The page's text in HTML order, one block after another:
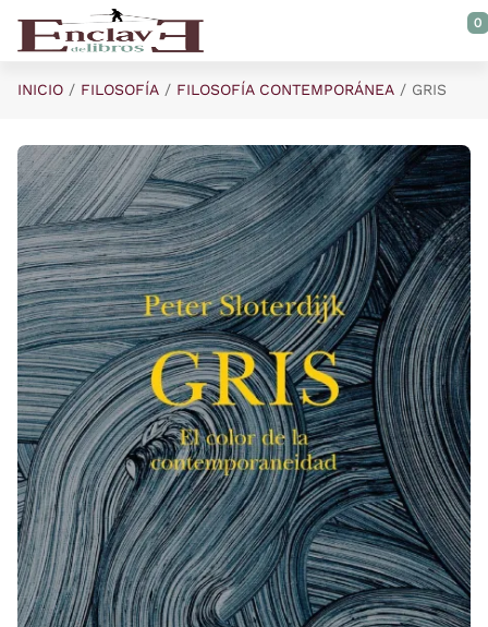
Saltar al contenido principal
0
INICIO FILOSOFÍA FILOSOFÍA CONTEMPORÁNEA GRIS